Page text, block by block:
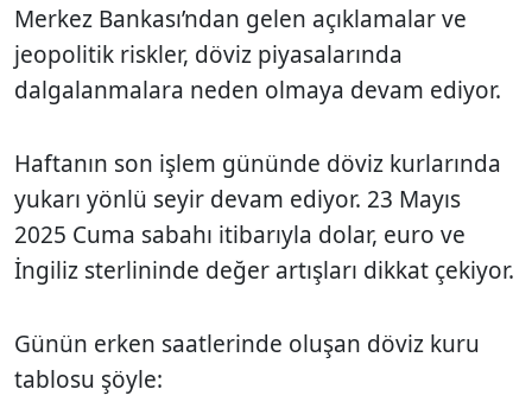
Merkez Bankası’ndan gelen açıklamalar ve
jeopolitik riskler, döviz piyasalarında
dalgalanmalara neden olmaya devam ediyor.
Haftanın son işlem gününde döviz kurlarında
yukarı yönlü seyir devam ediyor. 23 Mayıs
2025 Cuma sabahı itibarıyla dolar, euro ve
İngiliz sterlininde değer artışları dikkat çekiyor.
Günün erken saatlerinde oluşan döviz kuru
tablosu şöyle: